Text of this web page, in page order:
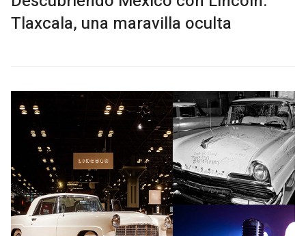
Tlaxcala, una maravilla oculta